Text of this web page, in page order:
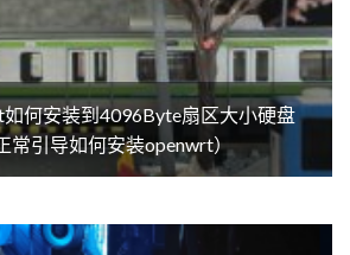
何安装到4096Byte扇区大小硬盘
常引导如何安装openwrt）